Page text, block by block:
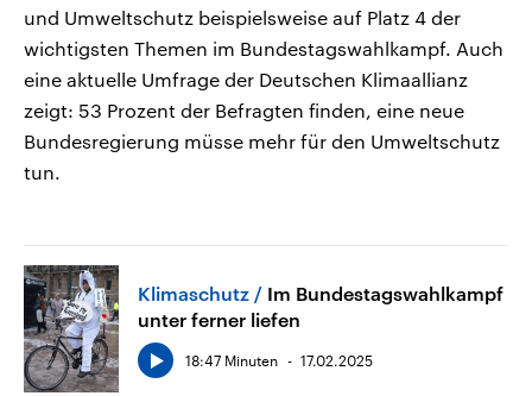
und Umweltschutz beispielsweise auf Platz 4 der
wichtigsten Themen im Bundestagswahlkampf. Auch
eine aktuelle Umfrage der Deutschen Klimaallianz
zeigt: 53 Prozent der Befragten finden, eine neue
Bundesregierung müsse mehr für den Umweltschutz
tun.
Klimaschutz
Im Bundestagswahlkampf
unter ferner liefen
18:47 Minuten 17.02.2025